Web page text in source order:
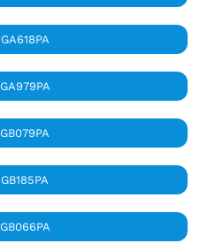
GA618PA
GA979PA
GB079PA
GB185PA
GB066PA